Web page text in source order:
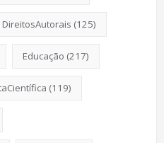
DireitosAutorais (125)
Educação (217)
(119)